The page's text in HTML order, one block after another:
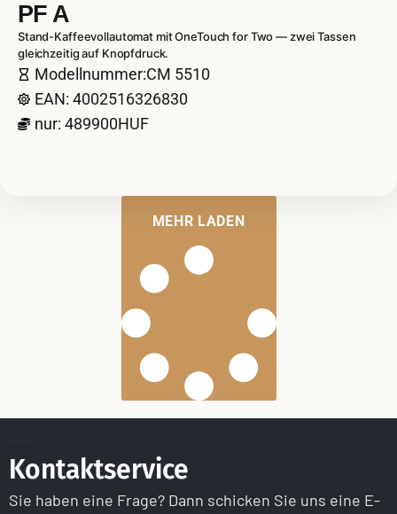
PF A
Stand-Kaffeevollautomat mit OneTouch for Two — zwei Tassen
gleichzeitig auf Knopfdruck.
Modellnummer:CM 5510
EAN: 4002516326830
nur: 489900HUF
MEHR LADEN
Kontaktservice
Sie haben eine Frage? Dann schicken Sie uns eine E-